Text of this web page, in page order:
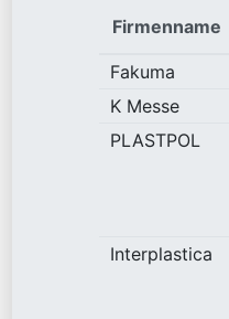
Firmenname
Fakuma
K Messe
PLASTPOL
Interplastica